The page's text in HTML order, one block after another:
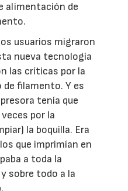
alimentación de
usuarios migraron
nueva tecnología
las críticas por la
de filamento. Y es
tenía que
por la
la boquilla. Era
que imprimían en
a toda la
y sobre todo a la